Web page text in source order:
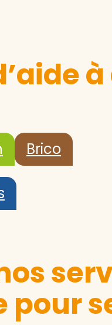
Brico
pour